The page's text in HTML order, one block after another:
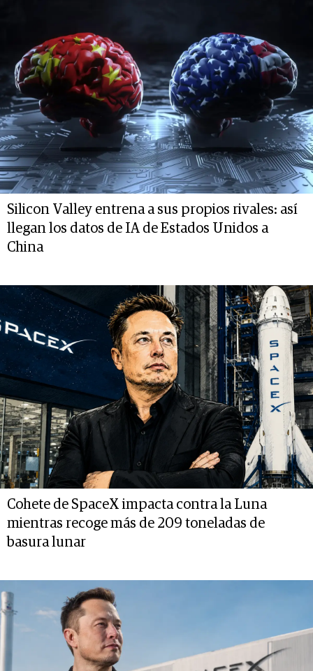
Silicon Valley entrena a sus propios rivales: así
llegan los datos de IA de Estados Unidos a
China
Cohete de SpaceX impacta contra la Luna
mientras recoge más de 209 toneladas de
basura lunar